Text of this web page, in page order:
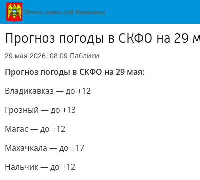
Прогноз погоды в СКФО на 29
29 мая 2026, 08:09 Паблики
Прогноз погоды в СКФО на 29 мая:
Владикавказ — до +12
Грозный — до +13
Магас — до +12
Махачкала — до +17
Нальчик — до +12